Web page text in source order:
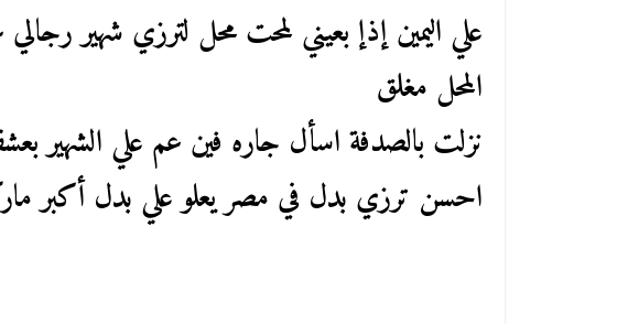
علي اليمين إذإ بعيني لمحت محل لترزي شهير
المحل مغلق
نزلت بالصدفة اسأل جاره فين عم علي الشهير
احسن ترزي بدل في مصر يعلو علي بدل أكبر